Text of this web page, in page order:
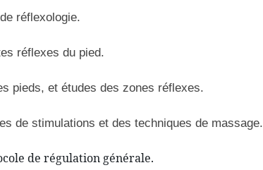
réflexologie.
réflexes du pied.
pieds, et études des zones réflexes.
de stimulations et des techniques de massage.
de régulation générale.